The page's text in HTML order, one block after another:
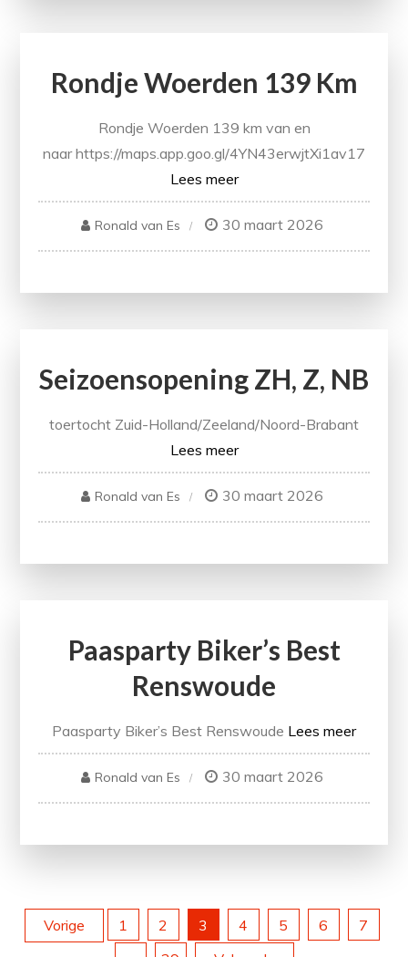
Rondje Woerden 139 Km
Rondje Woerden 139 km van en
naar https://maps.app.goo.gl/4YN43erwjtXi1av17
Lees meer
Ronald van Es 30 maart 2026
Seizoensopening ZH, Z, NB
toertocht Zuid-Holland/Zeeland/Noord-Brabant
Lees meer
Ronald van Es 30 maart 2026
Paasparty Biker’s Best
Renswoude
Paasparty Biker’s Best Renswoude Lees meer
Ronald van Es 30 maart 2026
Berichten
Vorige 1 2 3 4 5 6
7